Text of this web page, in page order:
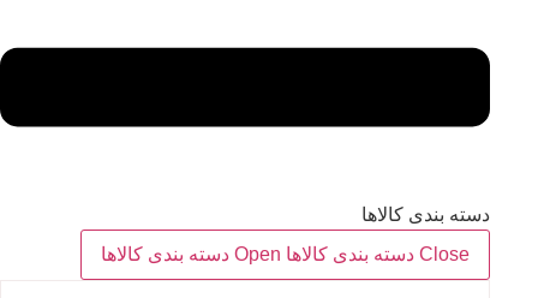
دسته بندی کالاها
Close دسته بندی کالاها
Open دسته بندی کالاها